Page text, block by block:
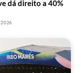
dá direito a 40%